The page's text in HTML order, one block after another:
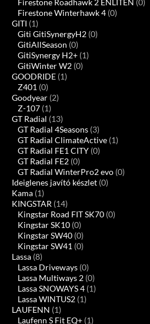
Firestone Roadhawk 2 ENLITEN (0)
Firestone Winterhawk 4 (0)
GITI (1)
Giti GitiSynergyH2 (0)
GitiAllSeason (0)
GitiSynergy H2+ (1)
GitiWinter W2 (0)
GOODRIDE (1)
Z401 (0)
Goodyear (2)
Z-107 (1)
GT Radial (13)
GT Radial 4Seasons (3)
GT Radial ClimateActive (1)
GT Radial FE1 CITY (0)
GT Radial FE2 (0)
GT Radial WinterPro2 evo (0)
Ideiglenes javító készlet (0)
Kama (1)
KINGSTAR (14)
Kingstar Road FIT SK70 (0)
Kingstar SK10 (0)
Kingstar SW40 (0)
Kingstar SW41 (0)
Lassa (8)
Lassa Driveways (0)
Lassa Multiways 2 (0)
Lassa SNOWAYS 4 (1)
Lassa WINTUS2 (1)
LAUFENN (1)
Laufenn S Fit EQ+ (1)